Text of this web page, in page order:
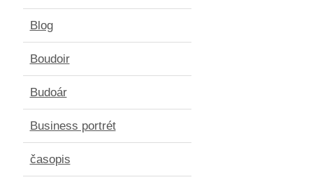
Blog
Boudoir
Budoár
Business portrét
časopis